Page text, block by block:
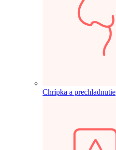
Chrípka a prechladnutie